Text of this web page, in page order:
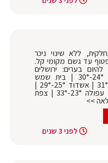
ללא שינוי ניכר
עד גשם מקומי קל.
להיום בערים: ירושלים
19°-27° | בני ברק 24°-30° | בית שמש
23°-31° | חיפה 23°-31° | אשדוד 25°-29° |
באר שבע 21°-32° | עפולה 23°-33° | צפת
לפני 3 שנים